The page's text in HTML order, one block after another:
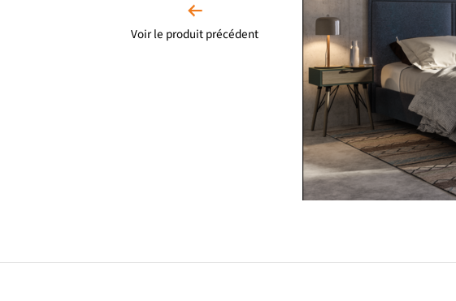
Voir le produit précédent